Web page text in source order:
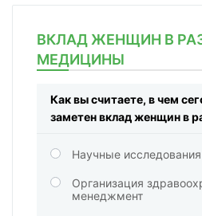
ВКЛАД ЖЕНЩИН В
МЕДИЦИНЫ
Как вы считаете, в чем
заметен вклад женщин в
Научные исследования
Организация
менеджмент